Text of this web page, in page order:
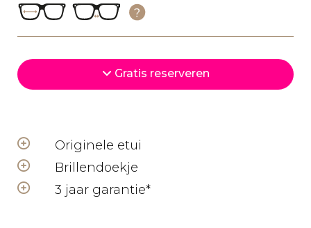
Gratis reserveren
Originele etui
Brillendoekje
3 jaar garantie*